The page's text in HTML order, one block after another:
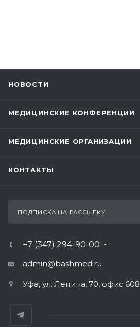
НОВОСТИ
МЕДИЦИНСКИЕ КОНФЕРЕНЦИИ
МЕДИЦИНСКИЕ ОРГАНИЗАЦИИ
КОНТАКТЫ
ПОДПИСКА НА РАССЫЛКУ
+7 (347) 294-90-00
admin@bashmed.ru
Уфа, ул. Ленина, 70, офис 608